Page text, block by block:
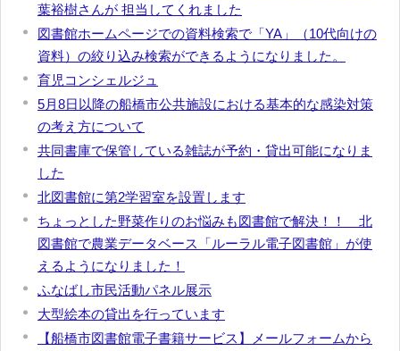
葉裕樹さんが 担当してくれました
図書館ホームページでの資料検索で「YA」（10代向けの
資料）の絞り込み検索ができるようになりました。
育児コンシェルジュ
5月8日以降の船橋市公共施設における基本的な感染対策
の考え方について
共同書庫で保管している雑誌が予約・貸出可能になりま
した
北図書館に第2学習室を設置します
ちょっとした野菜作りのお悩みも図書館で解決！！ 北
図書館で農業データベース「ルーラル電子図書館」が使
えるようになりました！
ふなばし市民活動パネル展示
大型絵本の貸出を行っています
【船橋市図書館電子書籍サービス】メールフォームから